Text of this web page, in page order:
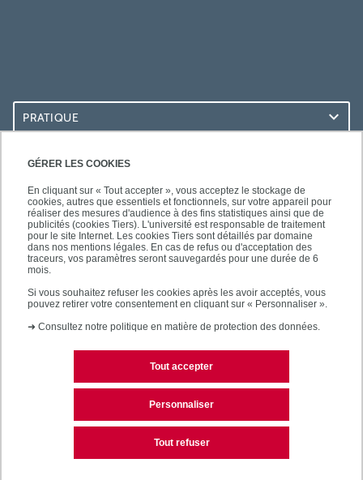
GÉRER LES COOKIES
En cliquant sur « Tout accepter », vous acceptez le stockage de
cookies, autres que essentiels et fonctionnels, sur votre appareil pour
réaliser des mesures d'audience à des fins statistiques ainsi que de
publicités (cookies Tiers). L'université est responsable de traitement
pour le site Internet. Les cookies Tiers sont détaillés par domaine
dans nos mentions légales. En cas de refus ou d'acceptation des
traceurs, vos paramètres seront sauvegardés pour une durée de 6
mois.
Si vous souhaitez refuser les cookies après les avoir acceptés, vous
pouvez retirer votre consentement en cliquant sur « Personnaliser ».
➜ Consultez notre politique en matière de protection des données.
Tout accepter
Tout refuser
Personnaliser
PRATIQUE
ACCÈS RAPIDES
SUIVEZ-NOUS
Mentions légales
Plan d'accès Plan du site